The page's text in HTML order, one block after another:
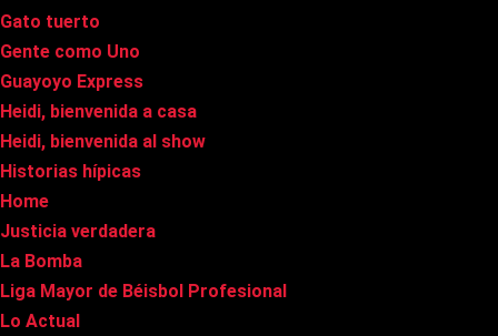
Gato tuerto
Gente como Uno
Guayoyo Express
Heidi, bienvenida a casa
Heidi, bienvenida al show
Historias hípicas
Home
Justicia verdadera
La Bomba
Liga Mayor de Béisbol Profesional
Lo Actual